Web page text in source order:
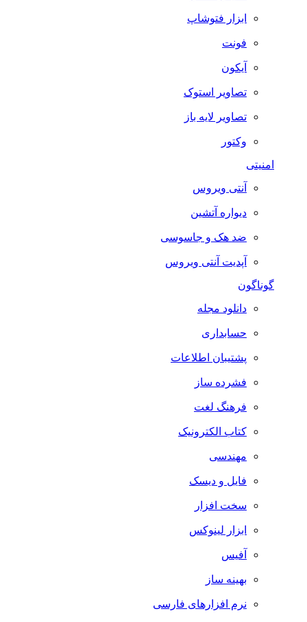
ابزار فتوشاپ
فونت
آیکون
تصاویر استوک
تصاویر لایه باز
وکتور
امنیتی
آنتی ویروس
دیواره آتشین
ضد هک و جاسوسی
آپدیت آنتی ویروس
گوناگون
دانلود مجله
حسابداری
پشتیبان اطلاعات
فشرده ساز
فرهنگ لغت
کتاب الکترونیک
مهندسی
فایل و دیسک
سخت افزار
ابزار لینوکس
آفیس
بهینه ساز
نرم افزارهای فارسی